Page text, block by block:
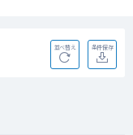
並べ替え 条件保存